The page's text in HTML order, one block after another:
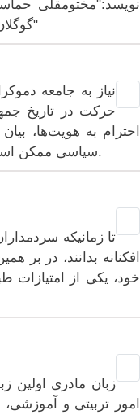
نویسد:"مختومقلی
گوگلان که مقام قدوسی داشته و به وی لقب ایشان داده اند. مختومقلی ایشان خطاب کرده اند"
نیاز به جامعه
حرکت در تاریخ
احترام به هویت‌ها،
سیاسی ممکن است که هر گروه بتواند ساختارهای اجتماعی-اقتصادی و سیاسی مورد نظر خود را ایجاد کند.
تا زمانیکه
افکنانه بدانند، در بر
خود، یکی از امتیازات
زبان مادری اولین
امور تربیتی و